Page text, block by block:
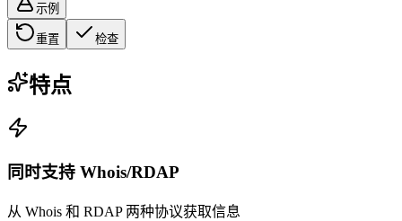
示例
重置 检查
特点
同时支持 Whois/RDAP
从 Whois 和 RDAP 两种协议获取信息